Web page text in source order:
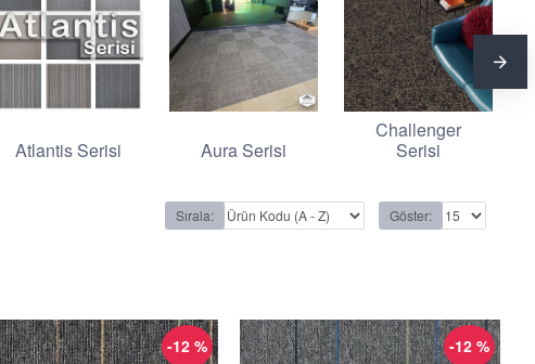
Atlantis Serisi Aura Serisi
Challenger
Serisi
Sırala: Göster:
-12 % -12 %